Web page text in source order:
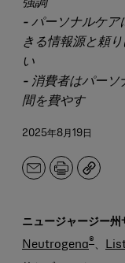
- パーソナルケア
きる情報源と頼
い
- 消費者はパーソ
間を費やす
2025年8月19日
メ
ア
レ
印
コ
ニュージャージー
Neutrogena ® 、